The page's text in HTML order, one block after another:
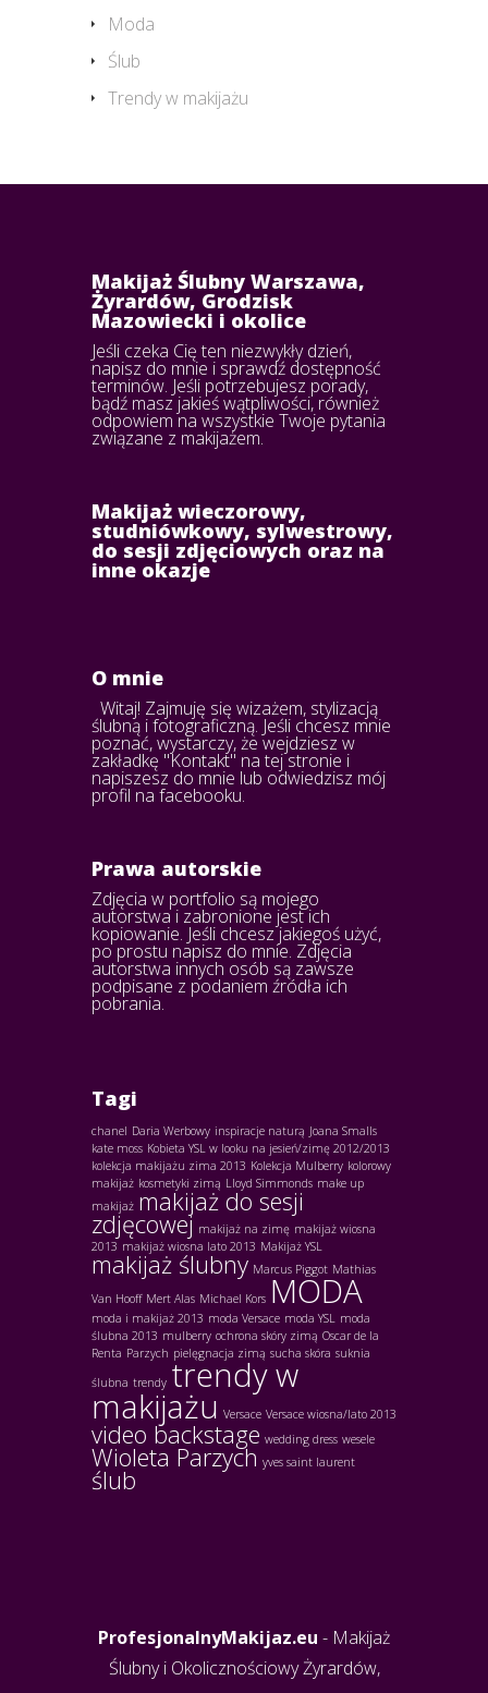
Moda
Ślub
Trendy w makijażu
Makijaż Ślubny Warszawa,
Żyrardów, Grodzisk
Mazowiecki i okolice
Jeśli czeka Cię ten niezwykły dzień,
napisz do mnie i sprawdź dostępność
terminów. Jeśli potrzebujesz porady,
bądź masz jakieś wątpliwości, również
odpowiem na wszystkie Twoje pytania
związane z makijażem.
Makijaż wieczorowy,
studniówkowy, sylwestrowy,
do sesji zdjęciowych oraz na
inne okazje
O mnie
Witaj! Zajmuję się wizażem, stylizacją
ślubną i fotograficzną. Jeśli chcesz mnie
poznać, wystarczy, że wejdziesz w
zakładkę "Kontakt" na tej stronie i
napiszesz do mnie lub odwiedzisz mój
profil na facebooku.
Prawa autorskie
Zdjęcia w portfolio są mojego
autorstwa i zabronione jest ich
kopiowanie. Jeśli chcesz jakiegoś użyć,
po prostu napisz do mnie. Zdjęcia
autorstwa innych osób są zawsze
podpisane z podaniem źródła ich
pobrania.
Tagi
chanel Daria Werbowy inspiracje naturą Joana Smalls
kate moss Kobieta YSL w looku na jesień/zimę 2012/2013
kolekcja makijażu zima 2013 Kolekcja Mulberry kolorowy
makijaż kosmetyki zimą Lloyd Simmonds make up
makijaż makijaż do sesji
zdjęcowej makijaż na zimę makijaż wiosna
2013 makijaż wiosna lato 2013 Makijaż YSL
makijaż ślubny Marcus Piggot Mathias
Van Hooff Mert Alas Michael Kors MODA
moda i makijaż 2013 moda Versace moda YSL moda
ślubna 2013 mulberry ochrona skóry zimą Oscar de la
Renta Parzych pielęgnacja zimą sucha skóra suknia
ślubna trendy trendy w
makijażu Versace Versace wiosna/lato 2013
video backstage wedding dress wesele
Wioleta Parzych yves saint laurent
ślub
ProfesjonalnyMakijaz.eu - Makijaż
Ślubny i Okolicznościowy Żyrardów,